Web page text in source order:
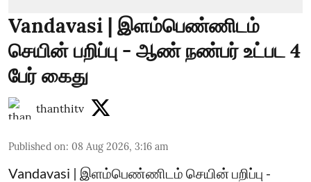
Vandavasi | இளம்பெண்ணிடம்
செயின் பறிப்பு - ஆண் நண்பர் உட்பட 4
பேர் கைது
thanthitv
Published on: 08 Aug 2026, 3:16 am
Vandavasi | இளம்பெண்ணிடம் செயின் பறிப்பு -